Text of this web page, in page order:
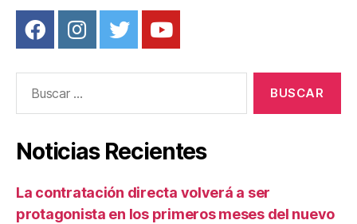
Noticias Recientes
La contratación directa volverá a ser
protagonista en los primeros meses del nuevo